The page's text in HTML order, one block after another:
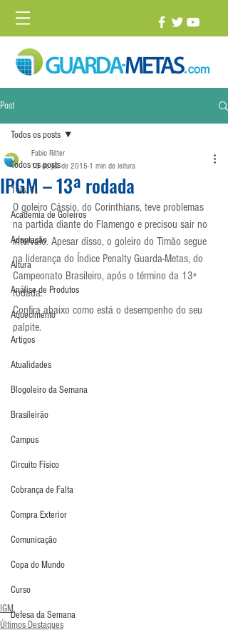
Post
Todos os posts
1 vs. 1
Academia de Goleiros
Adaptação
Altura
Análise de Produtos
Aquecimento
Artigos
Atualidades
Blogoleiro da Semana
Brasileirão
Campus
Circuito Físico
Cobrança de Falta
Compra Exterior
Comunicação
Copa do Mundo
Curso
Defesa da Semana
Todos os posts
IPGM – 13ª rodada
Fabio Ritter
13 de jul. de 2015 1 min de leitura
O goleiro Cássio, do Corinthians, teve problemas
na partida diante do Flamengo e precisou sair no
intervalo. Apesar disso, o goleiro do Timão segue
na liderança do Índice Penalty Guarda-Metas, do
Campeonato Brasileiro, após o término da 13ª
rodada.
Confira abaixo como está o desempenho do seu
palpite.
IGM
Últimos Destaques